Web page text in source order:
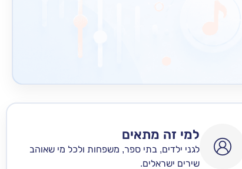
למי זה מתאים
לגני ילדים, בתי ספר, משפחות ולכל מי שאוהב
שירים ישראלים.